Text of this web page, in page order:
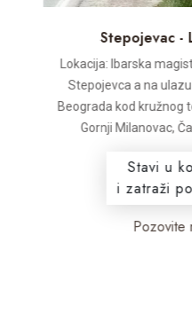
Stepojevac -
Lokacija: Ibarska
Stepojevca a na ulazu
Beograda kod kružnog
Gornji Milanovac,
Stavi u
i zatraži
Pozovite